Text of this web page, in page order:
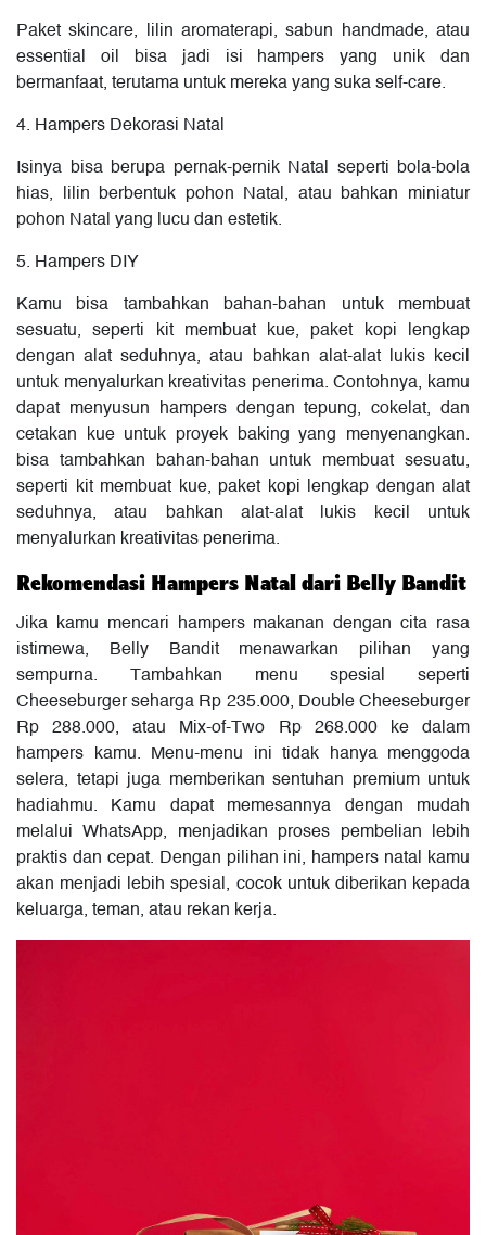
Paket skincare, lilin aromaterapi, sabun handmade, atau
essential oil bisa jadi isi hampers yang unik dan
bermanfaat, terutama untuk mereka yang suka self-care.
4. Hampers Dekorasi Natal
Isinya bisa berupa pernak-pernik Natal seperti bola-bola
hias, lilin berbentuk pohon Natal, atau bahkan miniatur
pohon Natal yang lucu dan estetik.
5. Hampers DIY
Kamu bisa tambahkan bahan-bahan untuk membuat
sesuatu, seperti kit membuat kue, paket kopi lengkap
dengan alat seduhnya, atau bahkan alat-alat lukis kecil
untuk menyalurkan kreativitas penerima. Contohnya, kamu
dapat menyusun hampers dengan tepung, cokelat, dan
cetakan kue untuk proyek baking yang menyenangkan.
bisa tambahkan bahan-bahan untuk membuat sesuatu,
seperti kit membuat kue, paket kopi lengkap dengan alat
seduhnya, atau bahkan alat-alat lukis kecil untuk
menyalurkan kreativitas penerima.
Rekomendasi Hampers Natal dari Belly Bandit
Jika kamu mencari hampers makanan dengan cita rasa
istimewa, Belly Bandit menawarkan pilihan yang
sempurna. Tambahkan menu spesial seperti
Cheeseburger seharga Rp 235.000, Double Cheeseburger
Rp 288.000, atau Mix-of-Two Rp 268.000 ke dalam
hampers kamu. Menu-menu ini tidak hanya menggoda
selera, tetapi juga memberikan sentuhan premium untuk
hadiahmu. Kamu dapat memesannya dengan mudah
melalui WhatsApp, menjadikan proses pembelian lebih
praktis dan cepat. Dengan pilihan ini, hampers natal kamu
akan menjadi lebih spesial, cocok untuk diberikan kepada
keluarga, teman, atau rekan kerja.